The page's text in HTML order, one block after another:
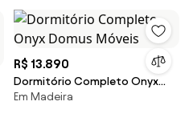
R$ 13.890
Dormitório Completo Onyx
Domus Móveis
Em Madeira